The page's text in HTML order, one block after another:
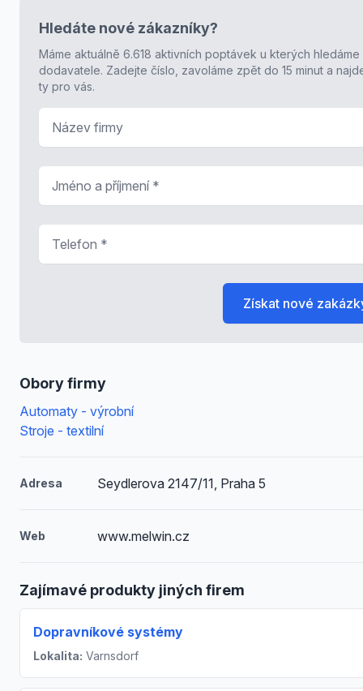
Obory firmy
Automaty - výrobní
Stroje - textilní
Adresa Seydlerova 2147/11, Praha 5
Web www.melwin.cz
Zajímavé produkty jiných firem
Dopravníkové systémy
Lokalita: Varnsdorf
Hledáte nové zákazníky?
Máme aktuálně 6.618 aktivních poptávek u kterých hledáme
dodavatele. Zadejte číslo, zavoláme zpět do 15 minut a
ty pro vás.
Získat nové